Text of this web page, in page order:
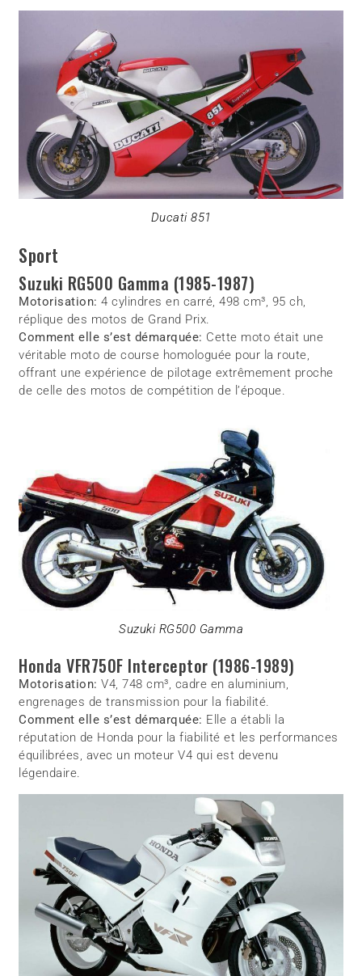
Ducati 851
Sport
Suzuki RG500 Gamma (1985-1987)
Motorisation: 4 cylindres en carré, 498 cm³, 95 ch,
réplique des motos de Grand Prix.
Comment elle s’est démarquée: Cette moto était une
véritable moto de course homologuée pour la route,
offrant une expérience de pilotage extrêmement proche
de celle des motos de compétition de l’époque.
Suzuki RG500 Gamma
Honda VFR750F Interceptor (1986-1989)
Motorisation: V4, 748 cm³, cadre en aluminium,
engrenages de transmission pour la fiabilité.
Comment elle s’est démarquée: Elle a établi la
réputation de Honda pour la fiabilité et les performances
équilibrées, avec un moteur V4 qui est devenu
légendaire.